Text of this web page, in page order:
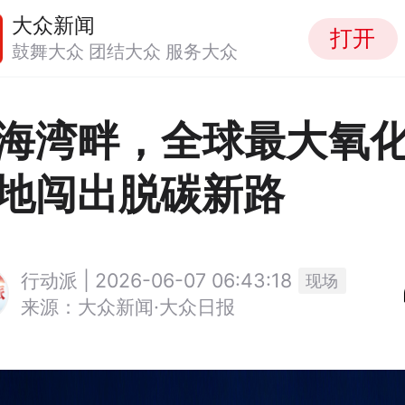
大众新闻
鼓舞大众 团结大众 服务大众 打开
湾畔，全球最大氧
闯出脱碳新路
行动派 | 2026-06-07 06:43:18 现场
来源：大众新闻·大众日报